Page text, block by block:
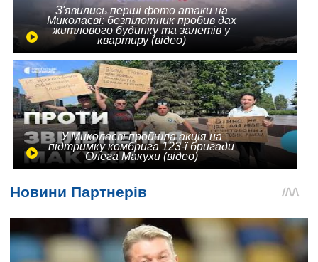
З'явились перші фото атаки на
Миколаєві: безпілотник пробив дах
житлового будинку та залетів у
квартиру (відео)
У Миколаєві пройшла акція на
підтримку комбрига 123-ї бригади
Олега Макухи (відео)